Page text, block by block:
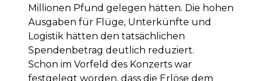
Millionen Pfund gelegen hätten. Die hohen
Ausgaben für Flüge, Unterkünfte und
Logistik hätten den tatsächlichen
Spendenbetrag deutlich reduziert.
Schon im Vorfeld des Konzerts war
festgelegt worden, dass die Erlöse dem